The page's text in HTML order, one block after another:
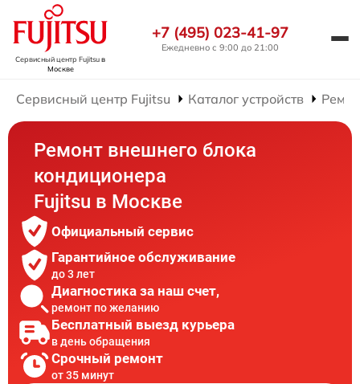
Сервисный центр Fujitsuв
Москве
+7 (495) 023-41-97
Ежедневно с 9:00 до 21:00
Сервисный центр Fujitsu Каталог устройств
Ремонт внешнего блока
кондиционера
Fujitsu в Москве
Официальный сервис
Гарантийное обслуживание
до 3 лет
Диагностика за наш счет,
ремонт по желанию
Бесплатный выезд курьера
в день обращения
Срочный ремонт
от 35 минут